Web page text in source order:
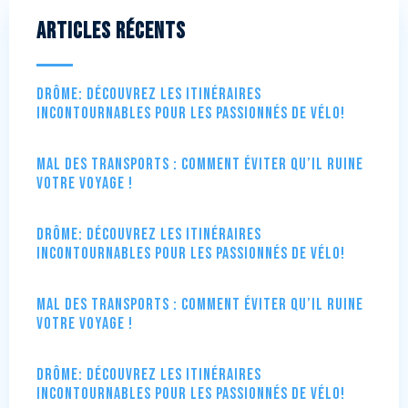
Articles récents
Drôme: Découvrez les itinéraires
incontournables pour les passionnés de vélo!
Mal des transports : comment éviter qu’il ruine
votre voyage !
Drôme: Découvrez les itinéraires
incontournables pour les passionnés de vélo!
Mal des transports : comment éviter qu’il ruine
votre voyage !
Drôme: Découvrez les itinéraires
incontournables pour les passionnés de vélo!